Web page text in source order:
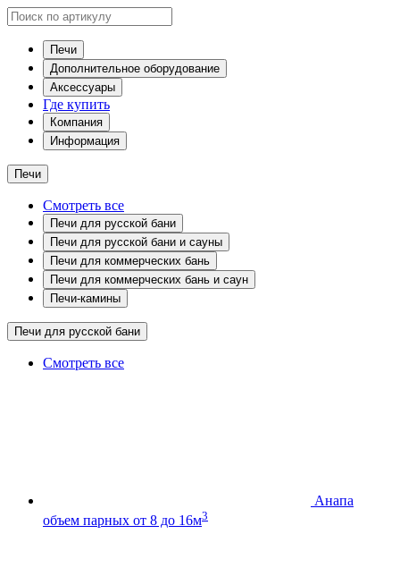
Печи
Дополнительное оборудование
Аксессуары
Где купить
Компания
Информация
Печи
Смотреть все
Печи для русской бани
Печи для русской бани и сауны
Печи для коммерческих бань
Печи для коммерческих бань и саун
Печи-камины
Печи для русской бани
Смотреть все
Анапа
объем парных от 8 до 16м3